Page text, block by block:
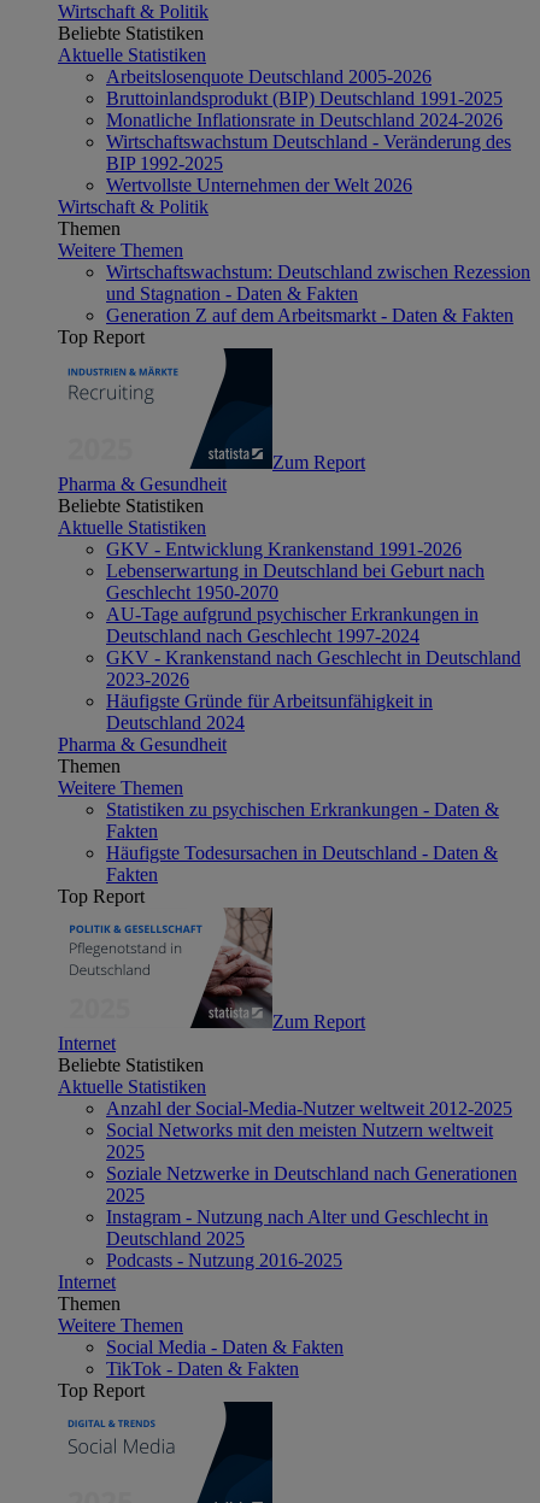
Wirtschaft & Politik
Beliebte Statistiken
Aktuelle Statistiken
Arbeitslosenquote Deutschland 2005-2026
Bruttoinlandsprodukt (BIP) Deutschland 1991-2025
Monatliche Inflationsrate in Deutschland 2024-2026
Wirtschaftswachstum Deutschland - Veränderung des
BIP 1992-2025
Wertvollste Unternehmen der Welt 2026
Wirtschaft & Politik
Themen
Weitere Themen
Wirtschaftswachstum: Deutschland zwischen Rezession
und Stagnation - Daten & Fakten
Generation Z auf dem Arbeitsmarkt - Daten & Fakten
Top Report
Zum Report
Pharma & Gesundheit
Beliebte Statistiken
Aktuelle Statistiken
GKV - Entwicklung Krankenstand 1991-2026
Lebenserwartung in Deutschland bei Geburt nach
Geschlecht 1950-2070
AU-Tage aufgrund psychischer Erkrankungen in
Deutschland nach Geschlecht 1997-2024
GKV - Krankenstand nach Geschlecht in Deutschland
2023-2026
Häufigste Gründe für Arbeitsunfähigkeit in
Deutschland 2024
Pharma & Gesundheit
Themen
Weitere Themen
Statistiken zu psychischen Erkrankungen - Daten &
Fakten
Häufigste Todesursachen in Deutschland - Daten &
Fakten
Top Report
Zum Report
Internet
Beliebte Statistiken
Aktuelle Statistiken
Anzahl der Social-Media-Nutzer weltweit 2012-2025
Social Networks mit den meisten Nutzern weltweit
2025
Soziale Netzwerke in Deutschland nach Generationen
2025
Instagram - Nutzung nach Alter und Geschlecht in
Deutschland 2025
Podcasts - Nutzung 2016-2025
Internet
Themen
Weitere Themen
Social Media - Daten & Fakten
TikTok - Daten & Fakten
Top Report